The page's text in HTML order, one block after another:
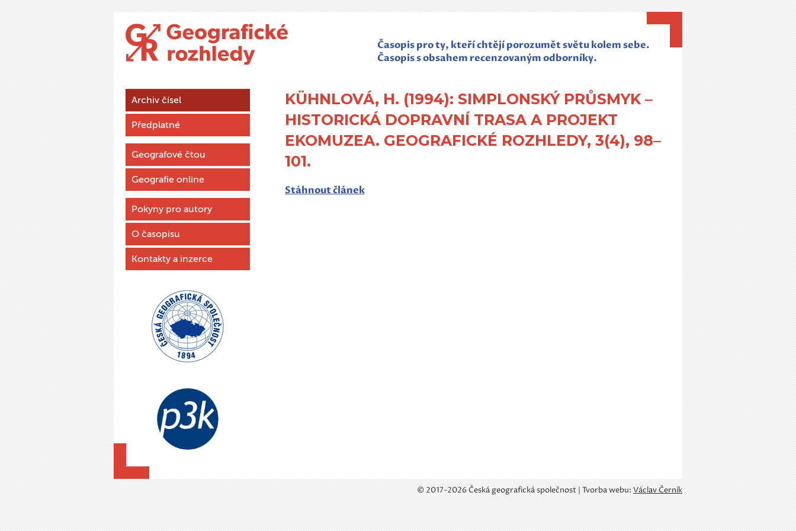
Časopis pro ty, kteří chtějí porozumět světu kolem sebe.
Časopis s obsahem recenzovaným odborníky.
Archiv čísel
Předplatné
Geografové čtou
Geografie online
Pokyny pro autory
O časopisu
Kontakty a inzerce
KÜHNLOVÁ, H. (1994): SIMPLONSKÝ PRŮSMYK –
HISTORICKÁ DOPRAVNÍ TRASA A PROJEKT
EKOMUZEA. GEOGRAFICKÉ ROZHLEDY, 3(4), 98–
101.
Stáhnout článek
© 2017-2026 Česká geografická společnost | Tvorba webu:Václav Černík